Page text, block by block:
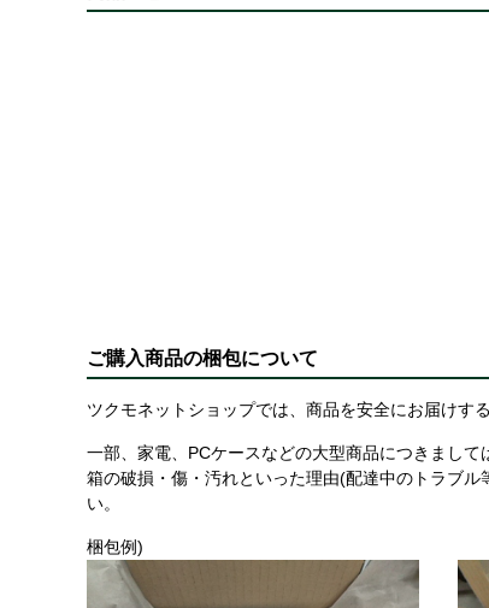
ご購入商品の梱包について
ツクモネットショップでは、商品を安全にお届けす
一部、家電、PCケースなどの大型商品につきまし
箱の破損・傷・汚れといった理由(配達中のトラブ
い。
梱包例)